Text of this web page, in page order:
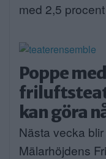
med 2,5
Poppe
kan göra
Nästa vecka
Mälarhöjdens